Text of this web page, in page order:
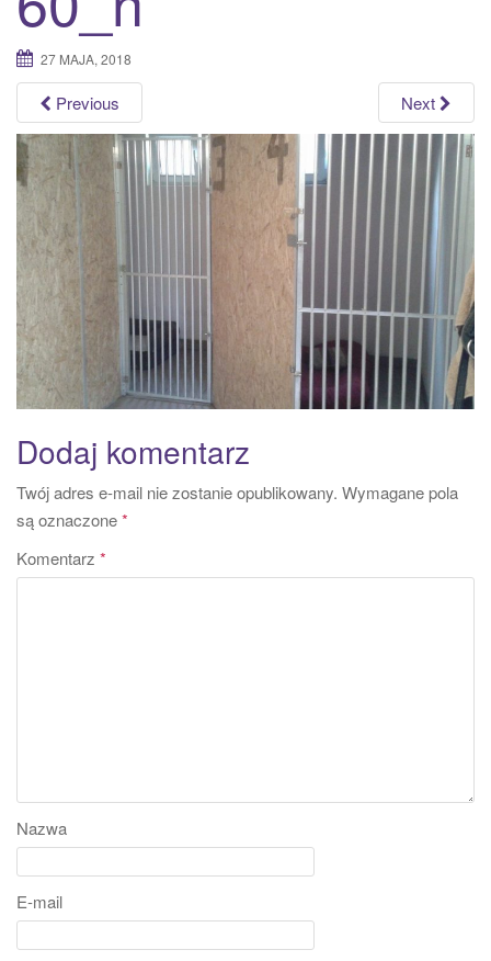
o
n
27 MAJA, 2018
Previous Next
Dodaj komentarz
Twój adres e-mail nie zostanie opublikowany. Wymagane pola
są oznaczone*
Komentarz *
Nazwa
E-mail